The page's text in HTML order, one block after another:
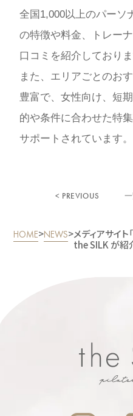
全国1,000以上のパーソ
の特徴や料金、トレー
口コミを紹介しておりま
また、エリアごとのお
豊富で、女性向け、短
的や条件に合わせた特
サポートされています。
< PREVIOUS
HOME>NEWS>メディアサイ
the SILK が紹